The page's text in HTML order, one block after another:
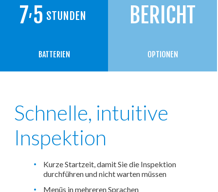
7,5 STUNDEN
BATTERIEN
BERICHT
OPTIONEN
Schnelle, intuitive
Inspektion
Kurze Startzeit, damit Sie die Inspektion
durchführen und nicht warten müssen
Menüs in mehreren Sprachen